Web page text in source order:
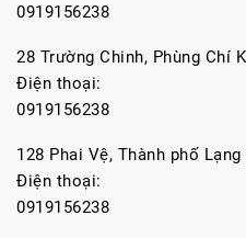
0919156238
28 Trường Chinh, Phùng Chí
Điện thoại:
0919156238
128 Phai Vệ, Thành phố
Điện thoại:
0919156238